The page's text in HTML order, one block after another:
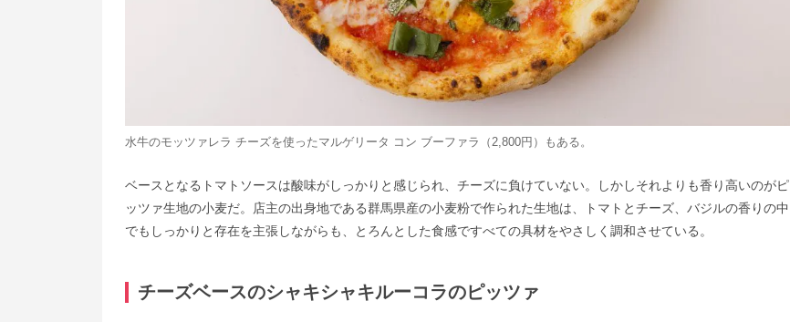
水牛のモッツァレラ チーズを使ったマルゲリータ コン ブーファラ（2,800円）もある。
ベースとなるトマトソースは酸味がしっかりと感じられ、チーズに負けていない。しかしそれよりも香り高いのがピ
ッツァ生地の小麦だ。店主の出身地である群馬県産の小麦粉で作られた生地は、トマトとチーズ、バジルの香りの中
でもしっかりと存在を主張しながらも、とろんとした食感ですべての具材をやさしく調和させている。
チーズベースのシャキシャキルーコラのピッツァ